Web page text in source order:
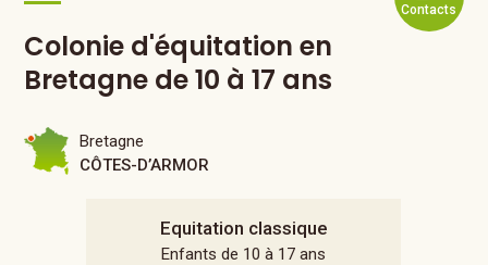
Contacts
Colonie d'équitation en
Bretagne de 10 à 17 ans
Equitation classique
Enfants de 10 à 17 ans
Bretagne
CÔTES-D’ARMOR